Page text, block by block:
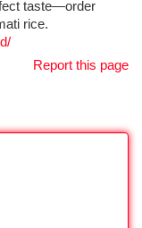
taste—order
rice.
Report this page